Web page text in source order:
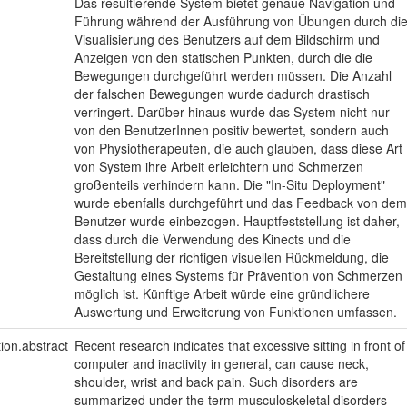
Führung während der Ausführung von Übungen durch die
Visualisierung des Benutzers auf dem Bildschirm und
Anzeigen von den statischen Punkten, durch die die
Bewegungen durchgeführt werden müssen. Die Anzahl
der falschen Bewegungen wurde dadurch drastisch
verringert. Darüber hinaus wurde das System nicht nur
von den BenutzerInnen positiv bewertet, sondern auch
von Physiotherapeuten, die auch glauben, dass diese Art
von System ihre Arbeit erleichtern und Schmerzen
großenteils verhindern kann. Die "In-Situ Deployment"
wurde ebenfalls durchgeführt und das Feedback von dem
Benutzer wurde einbezogen. Hauptfeststellung ist daher,
dass durch die Verwendung des Kinects und die
Bereitstellung der richtigen visuellen Rückmeldung, die
Gestaltung eines Systems für Prävention von Schmerzen
möglich ist. Künftige Arbeit würde eine gründlichere
Auswertung und Erweiterung von Funktionen umfassen.
Recent research indicates that excessive sitting in front of
computer and inactivity in general, can cause neck,
shoulder, wrist and back pain. Such disorders are
summarized under the term musculoskeletal disorders